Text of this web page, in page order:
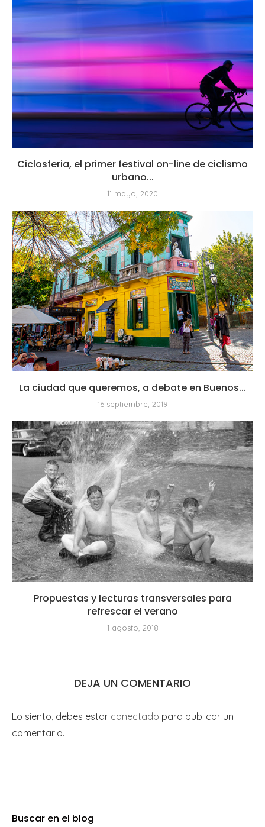
Ciclosferia, el primer festival on-line de ciclismo
urbano...
11 mayo, 2020
La ciudad que queremos, a debate en Buenos...
16 septiembre, 2019
Propuestas y lecturas transversales para
refrescar el verano
1 agosto, 2018
DEJA UN COMENTARIO
Lo siento, debes estar conectado para publicar un
comentario.
Buscar en el blog